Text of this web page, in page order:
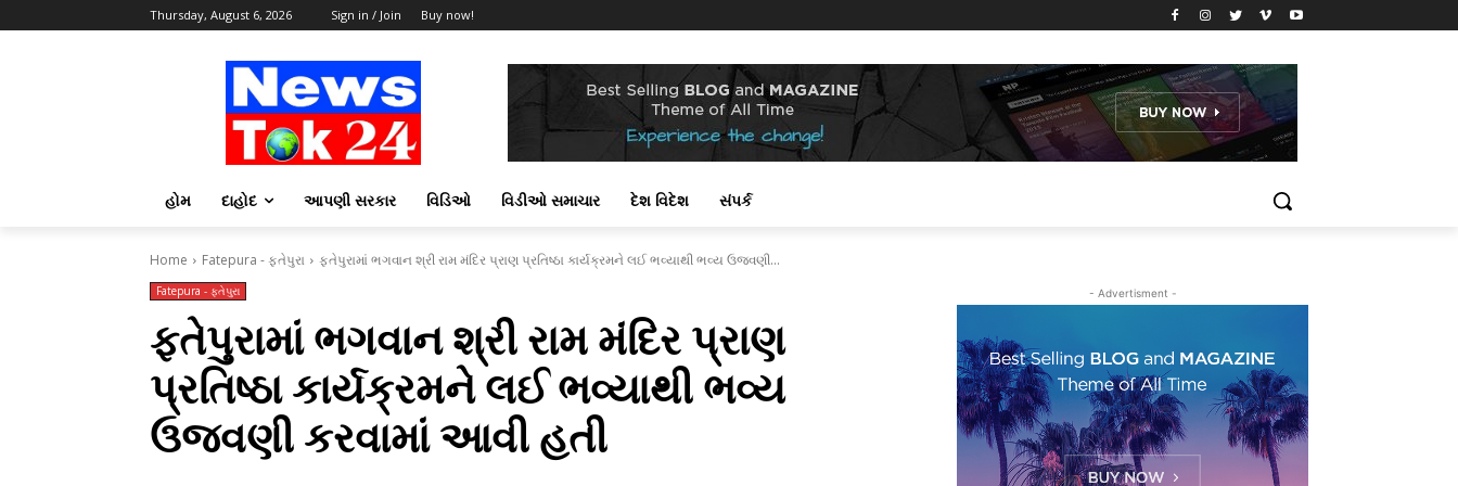
Thursday, August 6, 2026 Sign in / Join Buy now!
હોમ દાહોદ આપણી સરકાર વિડિઓ વિડીઓ સમાચાર દેશ વિદેશ સંપર્ક
Home Fatepura - ફતેપુરા ફતેપુરામાં ભગવાન શ્રી રામ મંદિર પ્રાણ પ્રતિષ્ઠા કાર્યક્રમને લઈ ભવ્યાથી ભવ્ય ઉજવણી...
Fatepura - ફતેપુરા
ફતેપુરામાં ભગવાન શ્રી રામ મંદિર પ્રાણ
પ્રતિષ્ઠા કાર્યક્રમને લઈ ભવ્યાથી ભવ્ય
ઉજવણી કરવામાં આવી હતી
- Advertisment -